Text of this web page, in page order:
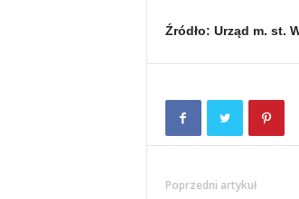
Źródło: Urząd m. st.
Poprzedni artykuł